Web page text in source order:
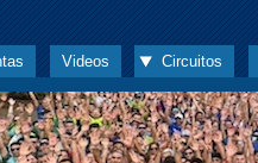
Videos Circuitos